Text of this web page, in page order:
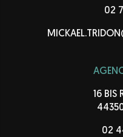
02
16 BIS
02